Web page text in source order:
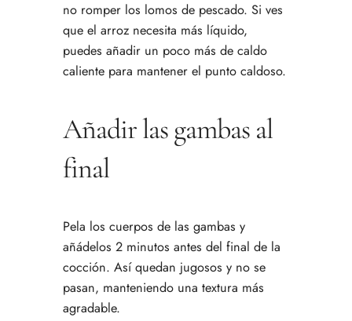
no romper los lomos de pescado. Si ves
que el arroz necesita más líquido,
puedes añadir un poco más de caldo
caliente para mantener el punto caldoso.
Añadir las gambas al
final
Pela los cuerpos de las gambas y
añádelos 2 minutos antes del final de la
cocción. Así quedan jugosos y no se
pasan, manteniendo una textura más
agradable.